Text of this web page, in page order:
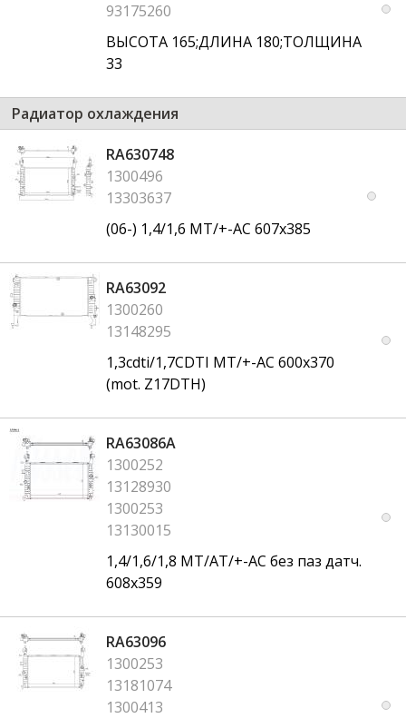
93175260
ВЫСОТА 165;ДЛИНА 180;ТОЛЩИНА
33
Радиатор охлаждения
RA630748
1300496
13303637
(06-) 1,4/1,6 MT/+-AC 607x385
RA63092
1300260
13148295
1,3cdti/1,7CDTI MT/+-AC 600x370
(mot. Z17DTH)
RA63086A
1300252
13128930
1300253
13130015
1,4/1,6/1,8 MT/AT/+-AC без паз датч.
608x359
RA63096
1300253
13181074
1300413